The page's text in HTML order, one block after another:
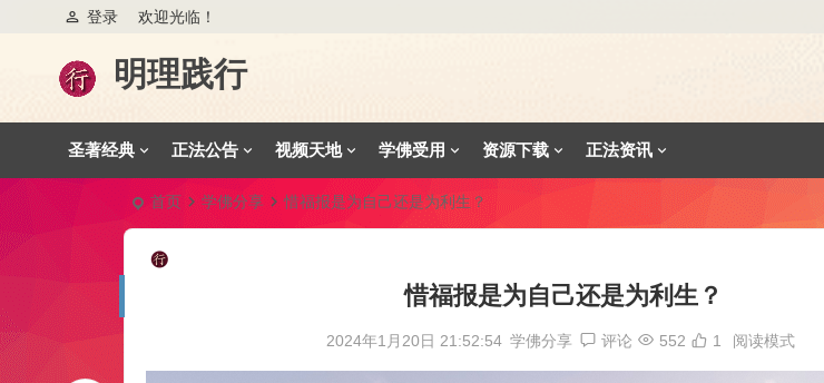
欢迎光临！
登录
明理践行
圣著经典 正法公告 视频天地 学佛受用 资源下载 正法资讯
首页 学佛分享 惜福报是为自己还是为利生？
惜福报是为自己还是为利生？
2024年1月20日 21:52:54 学佛分享 评论 552 1 阅读模式